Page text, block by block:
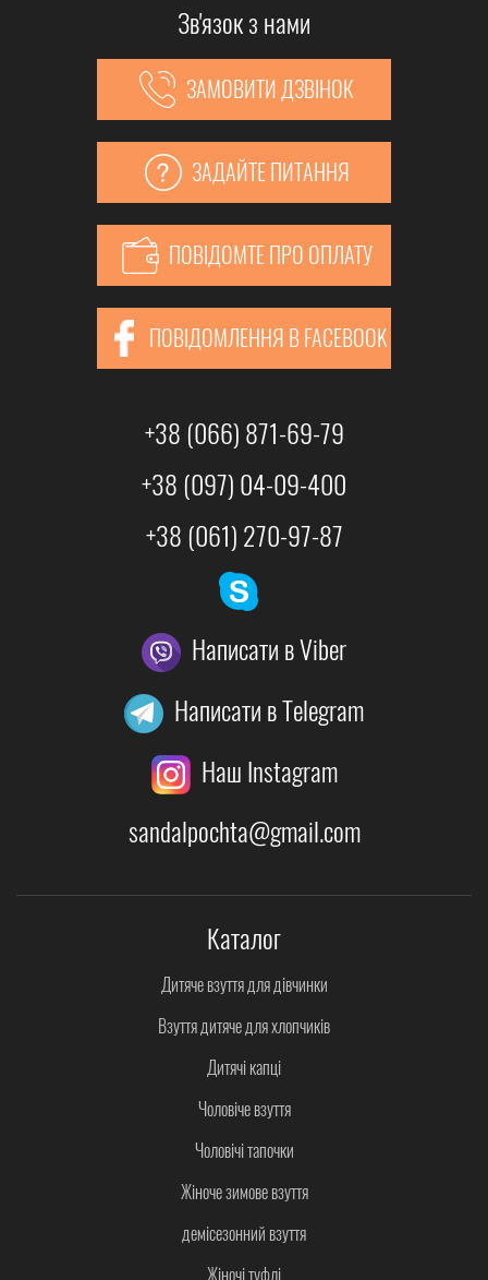
Зв'язок з нами
ЗАМОВИТИ ДЗВІНОК
ЗАДАЙТЕ ПИТАННЯ
ПОВІДОМТЕ ПРО ОПЛАТУ
ПОВІДОМЛЕННЯ В FACEBOOK
+38 (066) 871-69-79
+38 (097) 04-09-400
+38 (061) 270-97-87
Написати в Viber
Написати в Telegram
Наш Instagram
sandalpochta@gmail.com
Каталог
Дитяче взуття для дівчинки
Взуття дитяче для хлопчиків
Дитячі капці
Чоловіче взуття
Чоловічі тапочки
Жіноче зимове взуття
демісезонний взуття
Жіночі туфлі